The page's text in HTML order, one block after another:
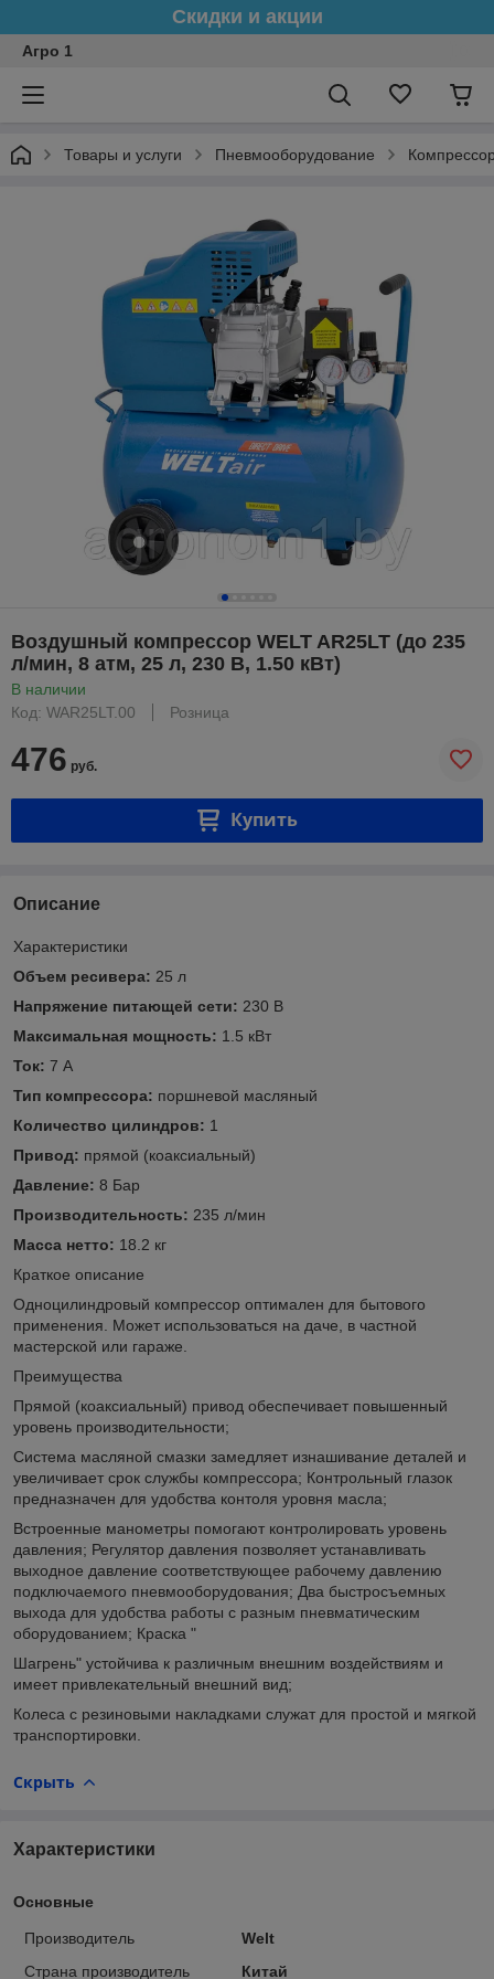
Скидки и акции
Агро 1
Товары и услуги Пневмооборудование
Воздушный компрессор WELT AR25LT (до 235
л/мин, 8 атм, 25 л, 230 В, 1.50 кВт)
В наличии
Код: WAR25LT.00
Розница
476 руб.
Купить
Описание
Характеристики
Объем ресивера: 25 л
Напряжение питающей сети: 230 В
Максимальная мощность: 1.5 кВт
Ток: 7 А
Тип компрессора: поршневой масляный
Количество цилиндров: 1
Привод: прямой (коаксиальный)
Давление: 8 Бар
Производительность: 235 л/мин
Масса нетто: 18.2 кг
Краткое описание
Одноцилиндровый компрессор оптимален для бытового
применения. Может использоваться на даче, в частной
мастерской или гараже.
Преимущества
Прямой (коаксиальный) привод обеспечивает повышенный
уровень производительности;
Система масляной смазки замедляет изнашивание деталей и
увеличивает срок службы компрессора; Контрольный глазок
предназначен для удобства контоля уровня масла;
Встроенные манометры помогают контролировать уровень
давления; Регулятор давления позволяет устанавливать
выходное давление соответствующее рабочему давлению
подключаемого пневмооборудования; Два быстросъемных
выхода для удобства работы с разным пневматическим
оборудованием; Краска "
Шагрень" устойчива к различным внешним воздействиям и
имеет привлекательный внешний вид;
Колеса с резиновыми накладками служат для простой и мягкой
транспортировки.
Скрыть
Характеристики
Основные
Производитель
Welt
Страна производитель
Китай